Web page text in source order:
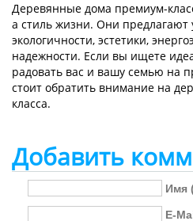
Деревянные дома премиум-
а стиль жизни. Они предлагают
экологичности, эстетики,
надежности. Если вы ищете
радовать вас и вашу семью на
стоит обратить внимание на
класса.
Добавить
Имя
E-